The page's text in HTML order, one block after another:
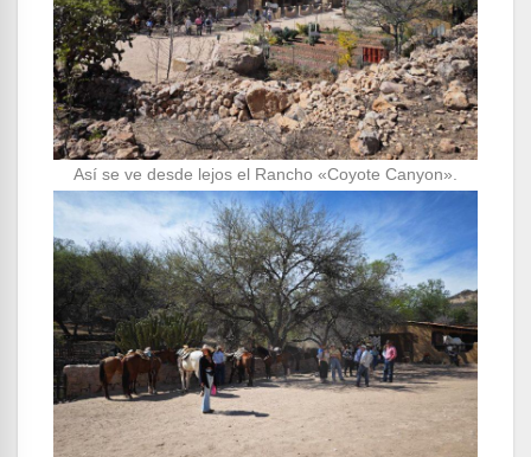
Así se ve desde lejos el Rancho «Coyote Canyon».